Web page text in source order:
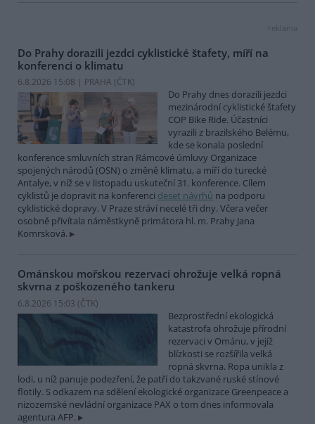
reklama
Do Prahy dorazili jezdci cyklistické štafety, míří na
konferenci o klimatu
6.8.2026 15:08 | PRAHA (ČTK)
Do Prahy dnes dorazili jezdci
mezinárodní cyklistické štafety
COP Bike Ride. Účastníci
vyrazili z brazilského Belému,
kde se konala poslední
konference smluvních stran Rámcové úmluvy Organizace
spojených národů (OSN) o změně klimatu, a míří do turecké
Antalye, v níž se v listopadu uskuteční 31. konference. Cílem
cyklistů je dopravit na konferenci deset návrhů na podporu
cyklistické dopravy. V Praze stráví necelé tři dny. Včera večer
osobně přivítala náměstkyně primátora hl. m. Prahy Jana
Komrsková.
Ománskou mořskou rezervaci ohrožuje velká ropná
skvrna z poškozeného tankeru
6.8.2026 15:03 (ČTK)
Bezprostřední ekologická
katastrofa ohrožuje přírodní
rezervaci v Ománu, v jejíž
blízkosti se rozšířila velká
ropná skvrna. Ropa unikla z
lodi, u níž panuje podezření, že patří do takzvané ruské stínové
flotily. S odkazem na sdělení ekologické organizace Greenpeace a
nizozemské nevládní organizace PAX o tom dnes informovala
agentura AFP.